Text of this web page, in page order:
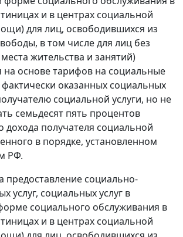
и в центрах социальной
для лиц, освободившихся из
в том числе для лиц без
жительства и занятий)
на основе тарифов на социальные
фактически оказанных социальных
социальной услуги, но не
семьдесят пять процентов
дохода получателя социальной
в порядке, установленном
РФ.
предоставление социально-
услуг, социальных услуг в
социального обслуживания в
и в центрах социальной